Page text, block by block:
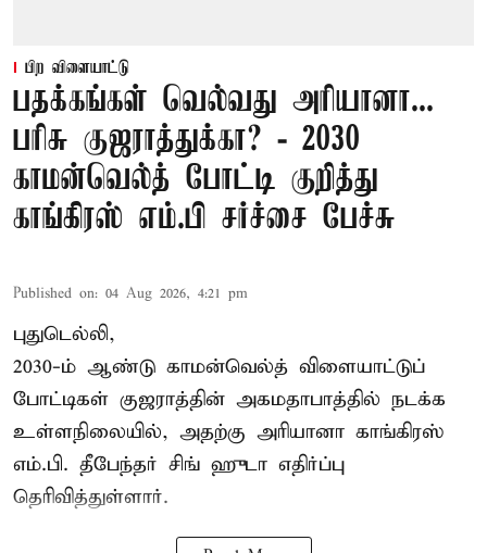
பிற விளையாட்டு
பதக்கங்கள் வெல்வது அரியானா...
பரிசு குஜராத்துக்கா? - 2030
காமன்வெல்த் போட்டி குறித்து
காங்கிரஸ் எம்.பி சர்ச்சை பேச்சு
Published on: 04 Aug 2026, 4:21 pm
புதுடெல்லி,
2030-ம் ஆண்டு காமன்வெல்த் விளையாட்டுப்
போட்டிகள் குஜராத்தின் அகமதாபாத்தில் நடக்க
உள்ளநிலையில், அதற்கு அரியானா காங்கிரஸ்
எம்.பி. தீபேந்தர் சிங் ஹுடா எதிர்ப்பு
தெரிவித்துள்ளார்.